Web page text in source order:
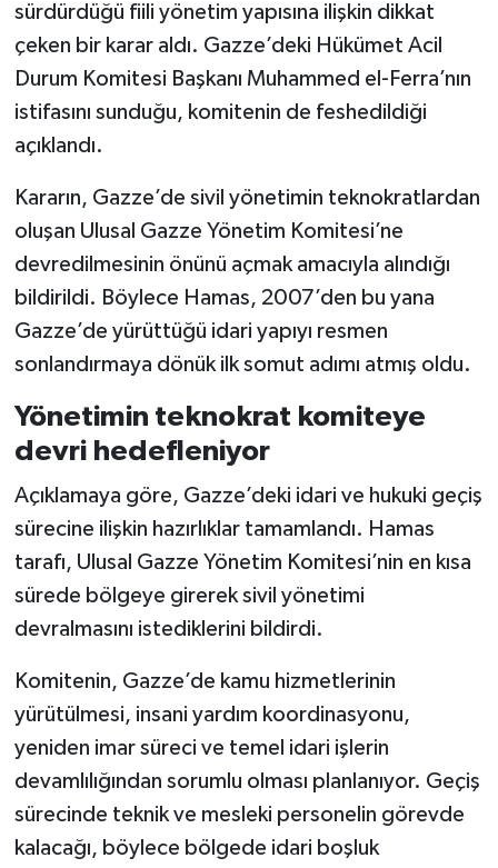
sürdürdüğü fiili yönetim yapısına ilişkin dikkat
çeken bir karar aldı. Gazze’deki Hükümet Acil
Durum Komitesi Başkanı Muhammed el-Ferra’nın
istifasını sunduğu, komitenin de feshedildiği
açıklandı.
Kararın, Gazze’de sivil yönetimin teknokratlardan
oluşan Ulusal Gazze Yönetim Komitesi’ne
devredilmesinin önünü açmak amacıyla alındığı
bildirildi. Böylece Hamas, 2007’den bu yana
Gazze’de yürüttüğü idari yapıyı resmen
sonlandırmaya dönük ilk somut adımı atmış oldu.
Yönetimin teknokrat komiteye
devri hedefleniyor
Açıklamaya göre, Gazze’deki idari ve hukuki geçiş
sürecine ilişkin hazırlıklar tamamlandı. Hamas
tarafı, Ulusal Gazze Yönetim Komitesi’nin en kısa
sürede bölgeye girerek sivil yönetimi
devralmasını istediklerini bildirdi.
Komitenin, Gazze’de kamu hizmetlerinin
yürütülmesi, insani yardım koordinasyonu,
yeniden imar süreci ve temel idari işlerin
devamlılığından sorumlu olması planlanıyor. Geçiş
sürecinde teknik ve mesleki personelin görevde
kalacağı, böylece bölgede idari boşluk